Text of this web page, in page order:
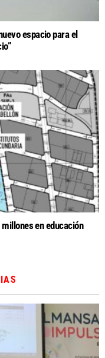
espacio para el
en educación